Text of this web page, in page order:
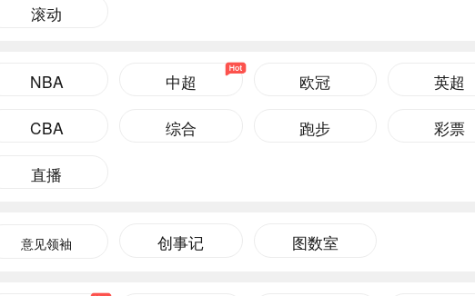
滚动
NBA 中超 欧冠 英超
CBA 综合 跑步 彩票
直播
意见领袖 创事记 图数室